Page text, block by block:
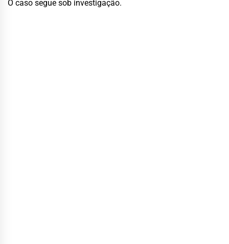
O caso segue sob investigação.